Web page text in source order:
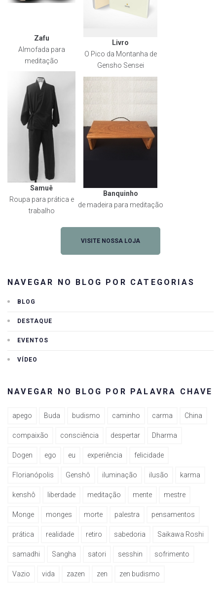
Zafu
Almofada para
meditação
Livro
O Pico da Montanha de
Gensho Sensei
Samuê
Roupa para prática e
trabalho
Banquinho
de madeira para meditação
VISITE NOSSA LOJA
NAVEGAR NO BLOG POR CATEGORIAS
BLOG
DESTAQUE
EVENTOS
VÍDEO
NAVEGAR NO BLOG POR PALAVRA CHAVE
apego Buda budismo caminho carma China
compaixão consciência despertar Dharma
Dogen ego eu experiência felicidade
Florianópolis Genshô iluminação ilusão karma
kenshô liberdade meditação mente mestre
Monge monges morte palestra pensamentos
prática realidade retiro sabedoria Saikawa Roshi
samadhi Sangha satori sesshin sofrimento
Vazio vida zazen zen zen budismo